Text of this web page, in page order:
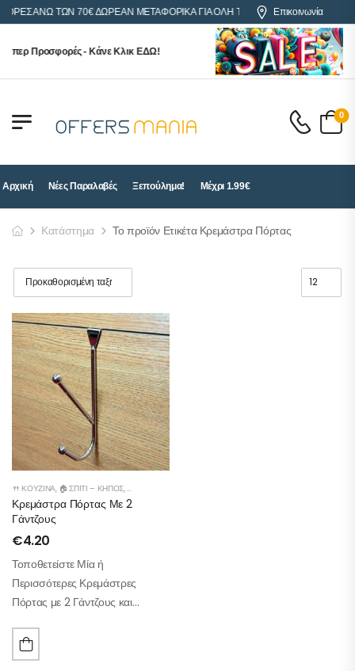
ΑΝΩ ΤΩΝ 70€ ΔΩΡΕΑΝ ΜΕΤΑΦΟΡΙΚΑ ΓΙΑ ΟΛΗ ΤΗΝ ΕΛΛΑΔΑΕπικοινωνία
Προσφορές - Κάνε Κλικ ΕΔΩ!
0
Αρχική Νέες Παραλαβές Ξεπούλημα! Μέχρι 1.99€
Κατάστημα Το προϊόν Ετικέτα Κρεμάστρα Πόρτας
🍴 ΚΟΥΖΊΝΑ, 🏠 ΣΠΊΤΙ – ΚΉΠΟΣ,👕ΝΤΟΥΛΆΠΑ
Κρεμάστρα Πόρτας Με 2
Γάντζους
€4.20
Τοποθετείστε Μία ή
Περισσότερες Κρεμάστρες
Πόρτας με 2 Γάντζους και